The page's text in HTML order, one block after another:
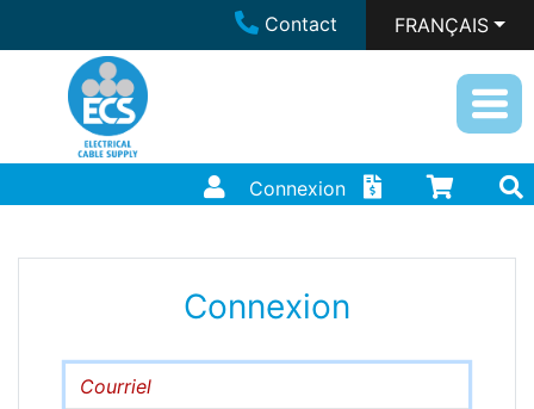
Contact FRANÇAIS
Connexion
Connexion
Courriel